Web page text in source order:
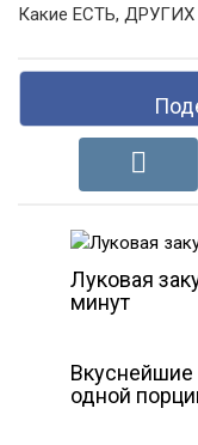
Какие ЕСТЬ, ДРУГИХ
Луковая
минут
одной